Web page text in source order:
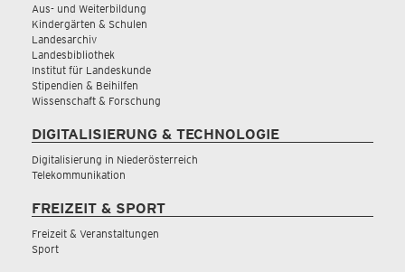
Aus- und Weiterbildung
Kindergärten & Schulen
Landesarchiv
Landesbibliothek
Institut für Landeskunde
Stipendien & Beihilfen
Wissenschaft & Forschung
DIGITALISIERUNG & TECHNOLOGIE
Digitalisierung in Niederösterreich
Telekommunikation
FREIZEIT & SPORT
Freizeit & Veranstaltungen
Sport